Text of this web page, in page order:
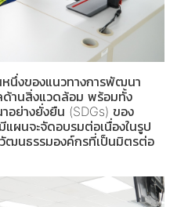
นึ่งของแนวทางการพัฒนา
ด้านสิ่งแวดล้อม พร้อมทั้ง
ย่างยั่งยืน (SDGs) ของ
ผนจะจัดอบรมต่อเนื่องในรูป
ฒนธรรมองค์กรที่เป็นมิตรต่อ